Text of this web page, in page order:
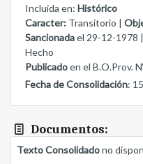
Incluida en: Histórico
Caracter: Transitorio |
Sancionadael 29-12-1978 |
Hecho
Publicadoen el B.O.Prov.
Fecha de Consolidación:
Documentos:
Texto Consolidadono